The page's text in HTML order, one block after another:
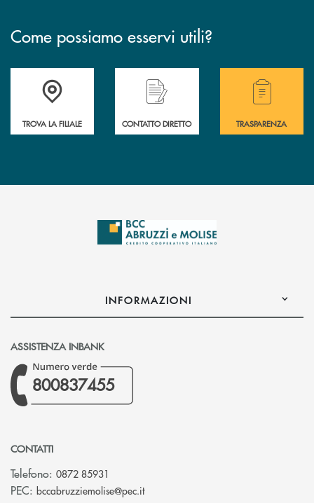
Come possiamo esservi utili?
Accedi all' elenco completo delle filiali .
TROVA LA FILIALE CONTATTO DIRETTO
Hai bisogno di
TRASPARENZA
INFORMAZIONI
ASSISTENZA INBANK
800837455
CONTATTI
Telefono: 0872 85931
PEC: bccabruzziemolise@pec.it(si apre l’app di posta elettronica)